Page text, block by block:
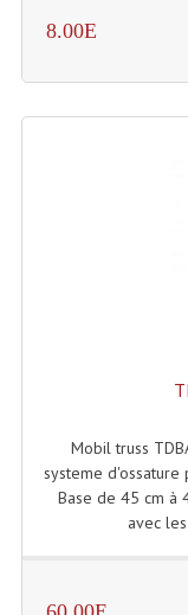
8.00E
Mobil truss
systeme
Base de 45 cm à
avec